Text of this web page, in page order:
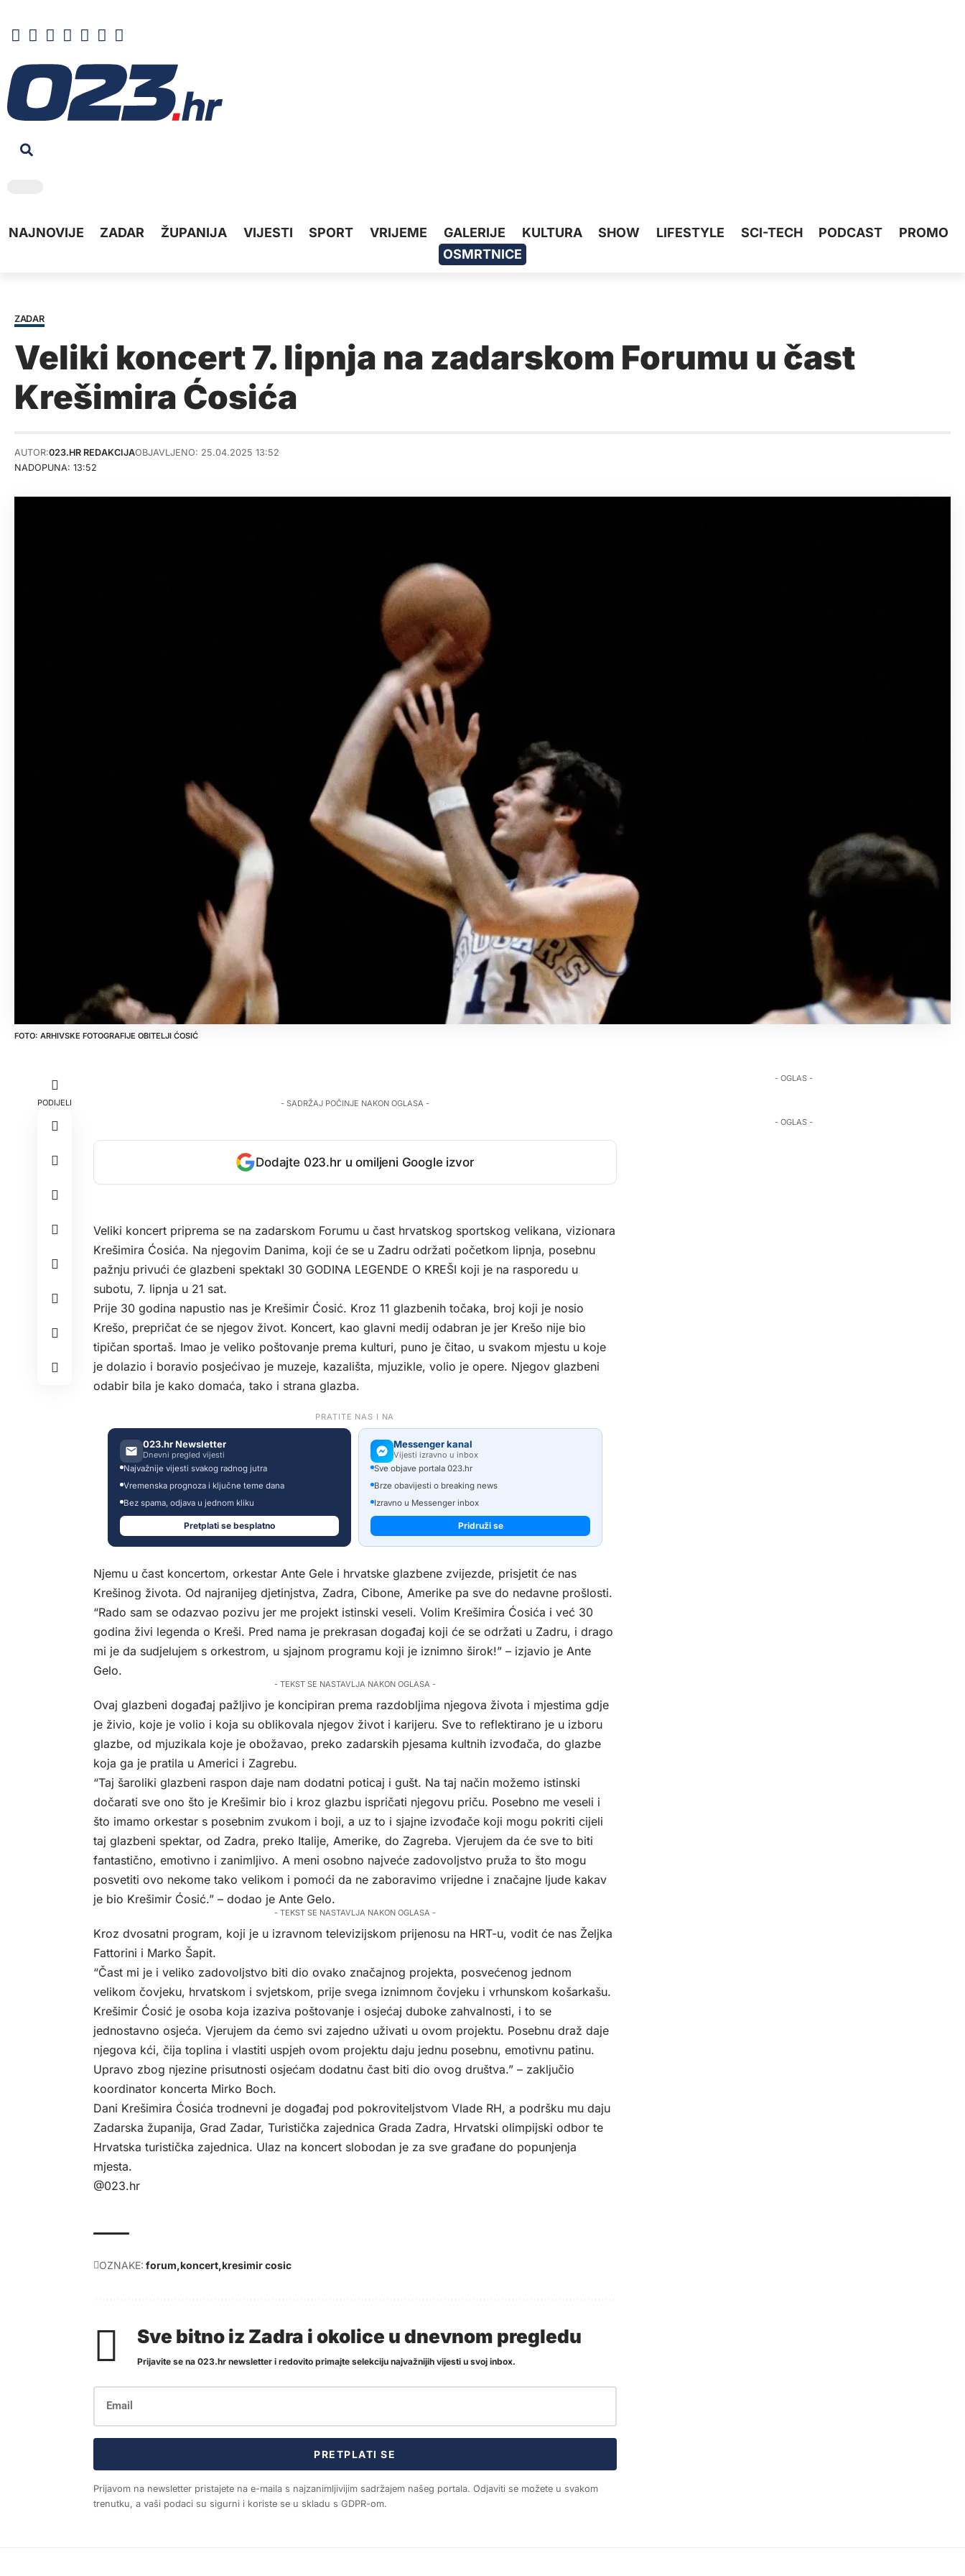
NAJNOVIJE ZADAR ŽUPANIJA VIJESTI SPORT VRIJEME GALERIJE KULTURA SHOW LIFESTYLE SCI-TECH PODCAST
PROMO
OSMRTNICE
ZADAR
Veliki koncert 7. lipnja na zadarskom Forumu u čast
Krešimira Ćosića
NADOPUNA: 13:52
AUTOR:023.HR REDAKCIJAOBJAVLJENO: 25.04.2025 13:52
ARHIVSKE FOTOGRAFIJE OBITELJI ĆOSIĆ
PODIJELI - SADRŽAJ POČINJE NAKON OGLASA -
Dodajte 023.hr u omiljeni Google izvor
Veliki koncert priprema se na zadarskom Forumu u čast hrvatskog sportskog velikana, vizionara
Krešimira Ćosića. Na njegovim Danima, koji će se u Zadru održati početkom lipnja, posebnu
pažnju privući će glazbeni spektakl 30 GODINA LEGENDE O KREŠI koji je na rasporedu u
subotu, 7. lipnja u 21 sat.
Prije 30 godina napustio nas je Krešimir Ćosić. Kroz 11 glazbenih točaka, broj koji je nosio
Krešo, prepričat će se njegov život. Koncert, kao glavni medij odabran je jer Krešo nije bio
tipičan sportaš. Imao je veliko poštovanje prema kulturi, puno je čitao, u svakom mjestu u koje
je dolazio i boravio posjećivao je muzeje, kazališta, mjuzikle, volio je opere. Njegov glazbeni
odabir bila je kako domaća, tako i strana glazba.
PRATITE NAS I NA
023.hr Newsletter
Dnevni pregled vijesti
Najvažnije vijesti svakog radnog jutra
Vremenska prognoza i ključne teme dana
Bez spama, odjava u jednom kliku
Pretplati se besplatno
Messenger kanal
Vijesti izravno u inbox
Sve objave portala 023.hr
Brze obavijesti o breaking news
Izravno u Messenger inbox
Pridruži se
Njemu u čast koncertom, orkestar Ante Gele i hrvatske glazbene zvijezde, prisjetit će nas
Krešinog života. Od najranijeg djetinjstva, Zadra, Cibone, Amerike pa sve do nedavne prošlosti.
“Rado sam se odazvao pozivu jer me projekt istinski veseli. Volim Krešimira Ćosića i već 30
godina živi legenda o Kreši. Pred nama je prekrasan događaj koji će se održati u Zadru, i drago
mi je da sudjelujem s orkestrom, u sjajnom programu koji je iznimno širok!” – izjavio je Ante
Gelo.
- TEKST SE NASTAVLJA NAKON OGLASA -
Ovaj glazbeni događaj pažljivo je koncipiran prema razdobljima njegova života i mjestima gdje
je živio, koje je volio i koja su oblikovala njegov život i karijeru. Sve to reflektirano je u izboru
glazbe, od mjuzikala koje je obožavao, preko zadarskih pjesama kultnih izvođača, do glazbe
koja ga je pratila u Americi i Zagrebu.
“Taj šaroliki glazbeni raspon daje nam dodatni poticaj i gušt. Na taj način možemo istinski
dočarati sve ono što je Krešimir bio i kroz glazbu ispričati njegovu priču. Posebno me veseli i
što imamo orkestar s posebnim zvukom i boji, a uz to i sjajne izvođače koji mogu pokriti cijeli
taj glazbeni spektar, od Zadra, preko Italije, Amerike, do Zagreba. Vjerujem da će sve to biti
fantastično, emotivno i zanimljivo. A meni osobno najveće zadovoljstvo pruža to što mogu
posvetiti ovo nekome tako velikom i pomoći da ne zaboravimo vrijedne i značajne ljude kakav
je bio Krešimir Ćosić.” – dodao je Ante Gelo.
- TEKST SE NASTAVLJA NAKON OGLASA -
Kroz dvosatni program, koji je u izravnom televizijskom prijenosu na HRT-u, vodit će nas Željka
Fattorini i Marko Šapit.
“Čast mi je i veliko zadovoljstvo biti dio ovako značajnog projekta, posvećenog jednom
velikom čovjeku, hrvatskom i svjetskom, prije svega iznimnom čovjeku i vrhunskom košarkašu.
Krešimir Ćosić je osoba koja izaziva poštovanje i osjećaj duboke zahvalnosti, i to se
jednostavno osjeća. Vjerujem da ćemo svi zajedno uživati u ovom projektu. Posebnu draž daje
njegova kći, čija toplina i vlastiti uspjeh ovom projektu daju jednu posebnu, emotivnu patinu.
Upravo zbog njezine prisutnosti osjećam dodatnu čast biti dio ovog društva.” – zaključio
koordinator koncerta Mirko Boch.
Dani Krešimira Ćosića trodnevni je događaj pod pokroviteljstvom Vlade RH, a podršku mu daju
Zadarska županija, Grad Zadar, Turistička zajednica Grada Zadra, Hrvatski olimpijski odbor te
Hrvatska turistička zajednica. Ulaz na koncert slobodan je za sve građane do popunjenja
mjesta.
@023.hr
OZNAKE: forum koncert kresimir cosic
Sve bitno iz Zadra i okolice u dnevnom pregledu
Prijavite se na 023.hr newsletter i redovito primajte selekciju najvažnijih vijesti u svoj inbox.
PRETPLATI SE
Prijavom na newsletter pristajete na e-maila s najzanimljivijim sadržajem našeg portala. Odjaviti se možete u svakom
trenutku, a vaši podaci su sigurni i koriste se u skladu s GDPR-om.
- OGLAS -
- OGLAS -